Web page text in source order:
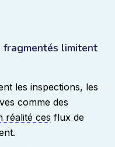
fragmentés limitent
les inspections, les
comme des
réalité ces flux de
.